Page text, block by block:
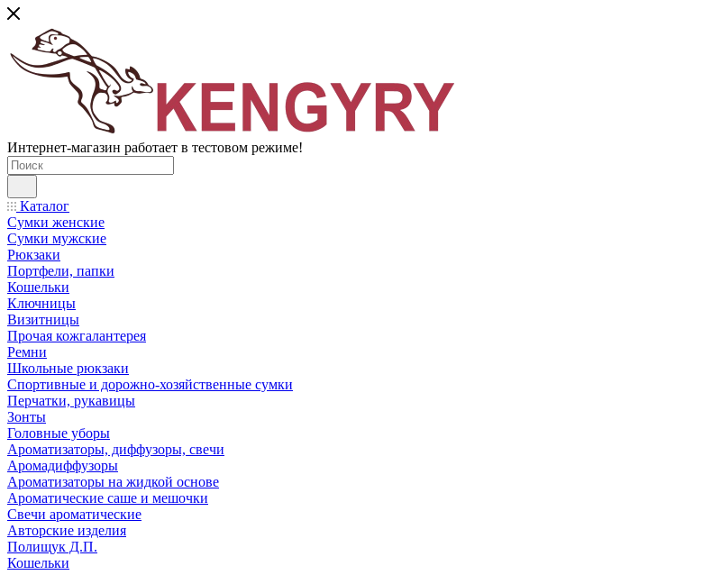
Интернет-магазин работает в тестовом режиме!
Каталог
Сумки женские
Сумки мужские
Рюкзаки
Портфели, папки
Кошельки
Ключницы
Визитницы
Прочая кожгалантерея
Ремни
Школьные рюкзаки
Спортивные и дорожно-хозяйственные сумки
Перчатки, рукавицы
Зонты
Головные уборы
Ароматизаторы, диффузоры, свечи
Аромадиффузоры
Ароматизаторы на жидкой основе
Ароматические саше и мешочки
Свечи ароматические
Авторские изделия
Полищук Д.П.
Кошельки